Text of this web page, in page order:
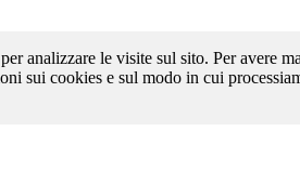
analizzare le visite sul sito. Per avere
sui cookies e sul modo in cui